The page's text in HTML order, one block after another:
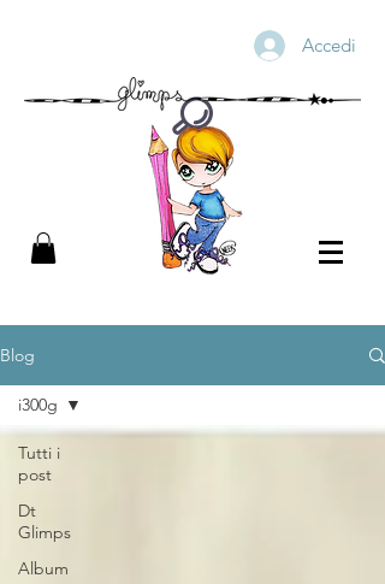
Accedi
Blog
Tutti i
post
Dt
Glimps
Album
i300g